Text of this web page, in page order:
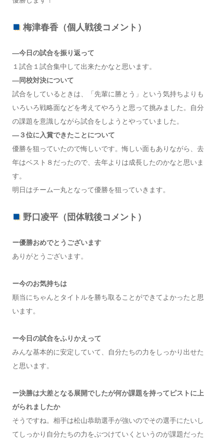
梅津春香（個人戦後コメント）
—今日の試合を振り返って
１試合１試合集中して出来たかなと思います。
—同校対決について
試合をしているときは、「先輩に勝とう」という気持ちよりも
いろいろ戦略面などを考えてやろうと思って挑みました。自分
の課題を意識しながら試合をしようとやっていました。
—３位に入賞できたことについて
優勝を狙っていたので悔しいです。悔しい面もありながら、去
年はベスト８だったので、去年よりは成長したのかなと思いま
す。
明日はチーム一丸となって優勝を狙っていきます。
野口凌平（団体戦後コメント）
ー優勝おめでとうございます
ありがとうございます。
ー今のお気持ちは
順当にちゃんとタイトルを勝ち取ることができてよかったと思
います。
ー今日の試合をふりかえって
みんな基本的に安定していて、自分たちの力をしっかり出せた
と思います。
ー決勝は大差となる展開でしたが何か課題を持ってピストに上
がられましたか
そうですね。相手は松山恭助選手が強いのでその選手にたいし
てしっかり自分たちの力をぶつけていくというのが課題だった